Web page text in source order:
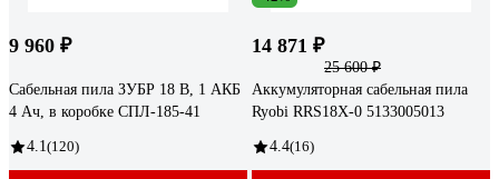
9 960 ₽
Сабельная пила ЗУБР 18 В, 1 АКБ
4 Ач, в коробке СПЛ-185-41
4.1 (120)
14 871 ₽
25 600 ₽
Аккумуляторная сабельная пила
Ryobi RRS18X-0 5133005013
4.4(16)